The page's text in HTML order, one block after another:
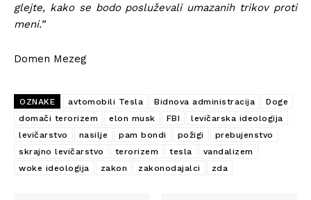
glejte, kako se bodo posluževali umazanih trikov proti
meni.”
Domen Mezeg
OZNAKE avtomobili Tesla Bidnova administracija
Doge
domači terorizem
elon musk FBI
levičarska ideologija
levičarstvo
nasilje pam bondi požigi
prebujenstvo
skrajno levičarstvo
terorizem tesla
vandalizem
woke ideologija
zakon zakonodajalci zda